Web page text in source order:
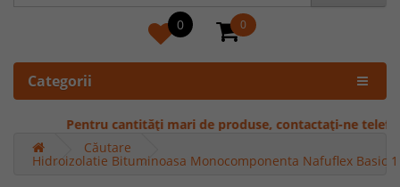
0 0
Categorii
Pentru cantități mari de produse, contactați-ne
Căutare
Hidroizolatie Bituminoasa Monocomponenta Nafuflex Basic